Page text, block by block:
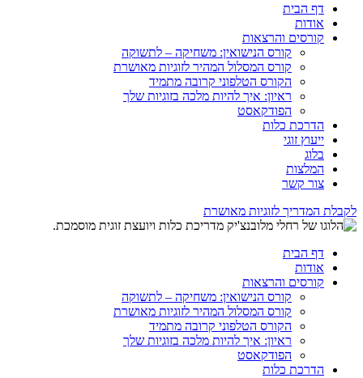
דף הבית
אודות
קורסים והרצאות
קורס הנישואין: משחיקה – לתשוקה
קורס המסלול המהיר לזוגיות מאושרת
הקורס הטלפוני קרובה מתמיד
ראיון: איך להיות מלכה בזוגיות שלך
הפודקאסט
הדרכת כלות
ייעוץ זוגי
בלוג
המלצות
צור קשר
לקבלת המדריך לזוגיות מאושרת
דף הבית
אודות
קורסים והרצאות
קורס הנישואין: משחיקה – לתשוקה
קורס המסלול המהיר לזוגיות מאושרת
הקורס הטלפוני קרובה מתמיד
ראיון: איך להיות מלכה בזוגיות שלך
הפודקאסט
הדרכת כלות